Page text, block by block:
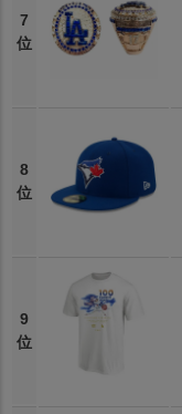
7
位
8
位
9
位